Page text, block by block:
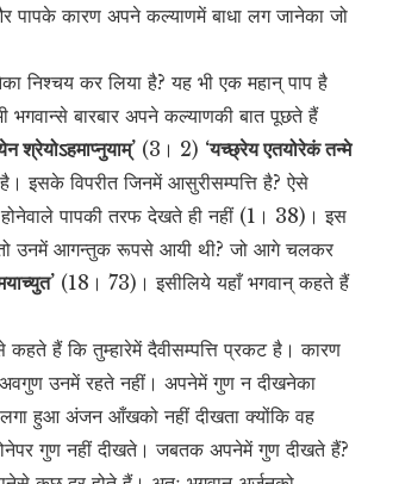
पापके कारण अपने कल्याणमें बाधा लग जानेका जो
निश्चय कर लिया है? यह भी एक महान् पाप है
भगवान्से बारबार अपने कल्याणकी बात पूछते हैं
श्रेयोऽहमाप्नुयाम्’ (3। 2) ‘यच्छ्रेय एतयोरेकं तन्मे
इसके विपरीत जिनमें आसुरीसम्पत्ति है? ऐसे
पापकी तरफ देखते ही नहीं (1। 38)। इस
तो उनमें आगन्तुक रूपसे आयी थी? जो आगे चलकर
(18। 73)। इसीलिये यहाँ भगवान् कहते हैं
हैं कि तुम्हारेमें दैवीसम्पत्ति प्रकट है। कारण
उनमें रहते नहीं। अपनेमें गुण न दीखनेका
हुआ अंजन आँखको नहीं दीखता क्योंकि वह
गुण नहीं दीखते। जबतक अपनेमें गुण दीखते हैं?